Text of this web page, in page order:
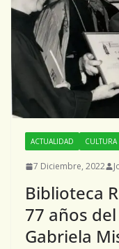
ACTUALIDAD CULTURA
7 Diciembre, 2022
Biblioteca
77 años
Gabriela